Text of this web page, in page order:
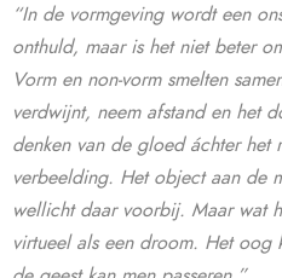
“In de vormgeving wordt een
onthuld, maar is het niet beter
Vorm en non-vorm smelten
verdwijnt, neem afstand en het
denken van de gloed áchter het
verbeelding. Het object aan de
wellicht daar voorbij. Maar wat
virtueel als een droom. Het